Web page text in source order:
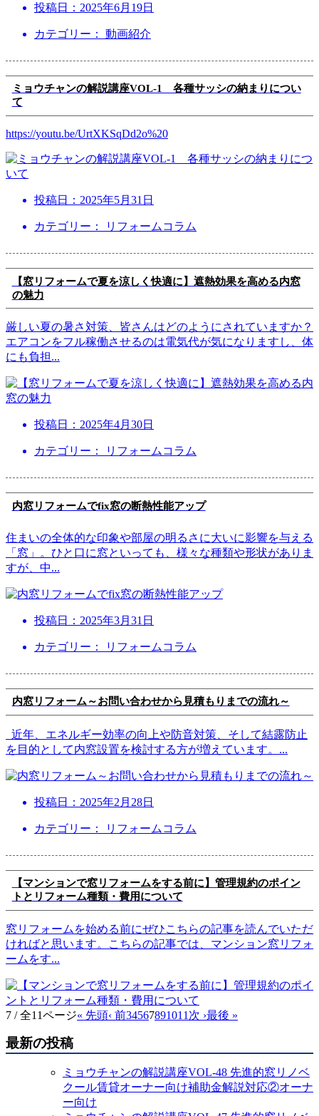
投稿日： 2025年6月19日
カテゴリー： 動画紹介
ミョウチャンの解説講座VOL-1 各種サッシの納まりについ
て
https://youtu.be/UrtXKSqDd2o%20
投稿日： 2025年5月31日
カテゴリー： リフォームコラム
【窓リフォームで夏を涼しく快適に】遮熱効果を高める内窓
の魅力
厳しい夏の暑さ対策、皆さんはどのようにされていますか？
エアコンをフル稼働させるのは電気代が気になりますし、体
にも負担...
投稿日： 2025年4月30日
カテゴリー： リフォームコラム
内窓リフォームでfix窓の断熱性能アップ
住まいの全体的な印象や部屋の明るさに大いに影響を与える
「窓」。ひと口に窓といっても、様々な種類や形状がありま
すが、中...
投稿日： 2025年3月31日
カテゴリー： リフォームコラム
内窓リフォーム～お問い合わせから見積もりまでの流れ～
近年、エネルギー効率の向上や防音対策、そして結露防止
を目的として内窓設置を検討する方が増えています。 ...
投稿日： 2025年2月28日
カテゴリー： リフォームコラム
【マンションで窓リフォームをする前に】管理規約のポイン
トとリフォーム種類・費用について
窓リフォームを始める前にぜひこちらの記事を読んでいただ
ければと思います。こちらの記事では、マンション窓リフォ
ームをす...
7 / 全11ページ« 先頭‹ 前34567891011 次 ›最後 »
最新の投稿
ミョウチャンの解説講座VOL-48 先進的窓リノベ
クール賃貸オーナー向け補助金解説対応②オーナ
ー向け